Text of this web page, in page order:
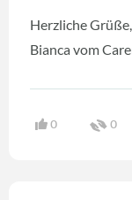
Herzliche Grüße,
Bianca vom
0 0